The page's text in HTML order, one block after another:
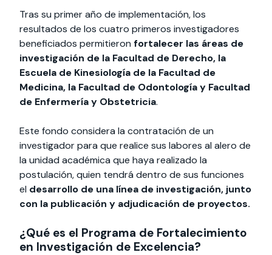
Tras su primer año de implementación, los
resultados de los cuatro primeros investigadores
beneficiados permitieron fortalecer las áreas de
investigación de la Facultad de Derecho, la
Escuela de Kinesiología de la Facultad de
Medicina, la Facultad de Odontología y Facultad
de Enfermería y Obstetricia.
Este fondo considera la contratación de un
investigador para que realice sus labores al alero de
la unidad académica que haya realizado la
postulación, quien tendrá dentro de sus funciones
el desarrollo de una línea de investigación, junto
con la publicación y adjudicación de proyectos.
¿Qué es el Programa de Fortalecimiento
en Investigación de Excelencia?